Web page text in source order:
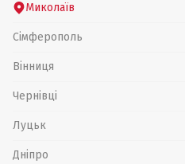
Миколаїв
Сімферополь
Вінниця
Чернівці
Луцьк
Дніпро